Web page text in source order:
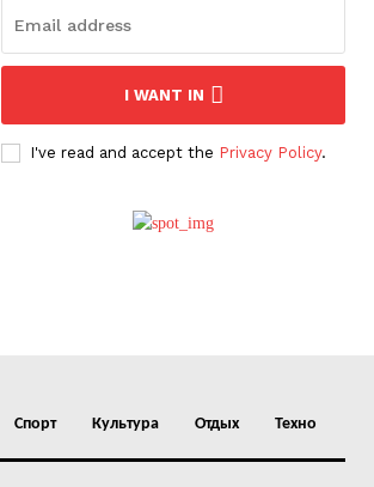
I WANT IN
I've read and accept the Privacy Policy.
Спорт Культура Отдых Техно